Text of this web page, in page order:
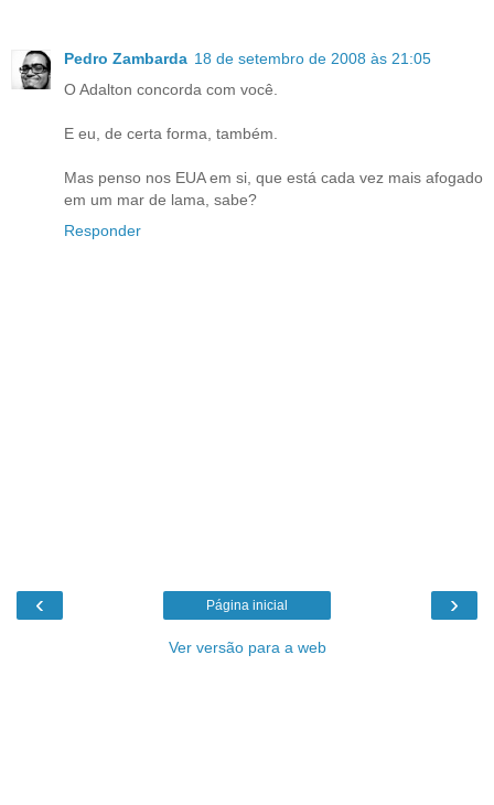
Pedro Zambarda 18 de setembro de 2008 às 21:05
O Adalton concorda com você.
E eu, de certa forma, também.
Mas penso nos EUA em si, que está cada vez mais afogado
em um mar de lama, sabe?
Responder
‹ ›
Página inicial
Ver versão para a web